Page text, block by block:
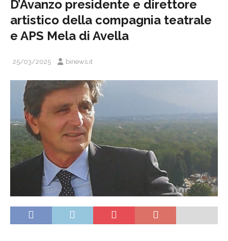
D’Avanzo presidente e direttore
artistico della compagnia teatrale
e APS Mela di Avella
25/03/2025 binews.it